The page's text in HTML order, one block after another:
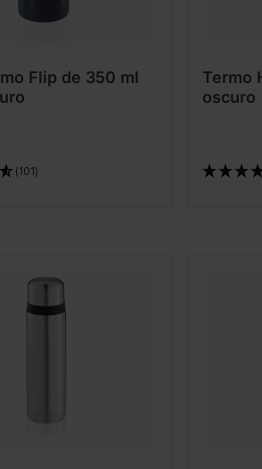
Flip de 350 ml
(101)
Termo
oscuro